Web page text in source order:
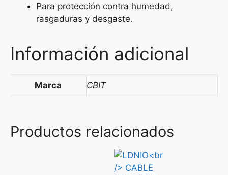
Para protección contra humedad,
rasgaduras y desgaste.
Información adicional
Marca CBIT
Productos relacionados